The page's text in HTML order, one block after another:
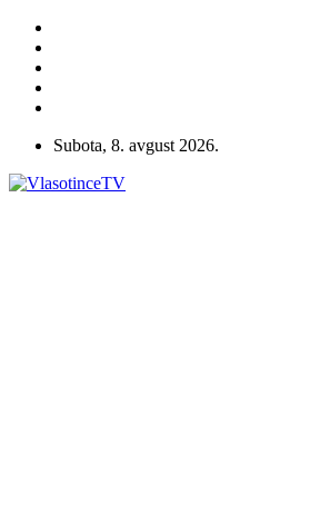
Subota, 8. avgust 2026.